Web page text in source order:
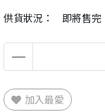
供貨狀況： 即將售完
加入最愛